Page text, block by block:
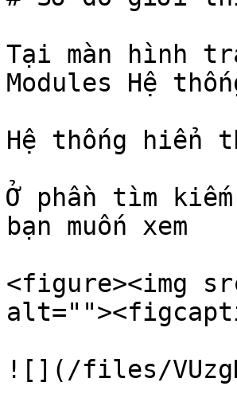
Tại màn hình
Modules Hệ
Hệ thống hiển
Ở phần tìm
bạn muốn xem
<figure><img
![](/files/